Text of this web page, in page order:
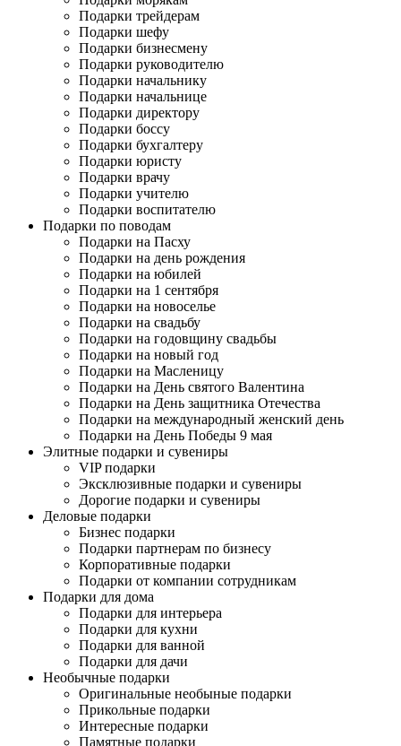
Подарки трейдерам
Подарки шефу
Подарки бизнесмену
Подарки руководителю
Подарки начальнику
Подарки начальнице
Подарки директору
Подарки боссу
Подарки бухгалтеру
Подарки юристу
Подарки врачу
Подарки учителю
Подарки воспитателю
Подарки по поводам
Подарки на Пасху
Подарки на день рождения
Подарки на юбилей
Подарки на 1 сентября
Подарки на новоселье
Подарки на свадьбу
Подарки на годовщину свадьбы
Подарки на новый год
Подарки на Масленицу
Подарки на День святого Валентина
Подарки на День защитника Отечества
Подарки на международный женский день
Подарки на День Победы 9 мая
Элитные подарки и сувениры
VIP подарки
Эксклюзивные подарки и сувениры
Дорогие подарки и сувениры
Деловые подарки
Бизнес подарки
Подарки партнерам по бизнесу
Корпоративные подарки
Подарки от компании сотрудникам
Подарки для дома
Подарки для интерьера
Подарки для кухни
Подарки для ванной
Подарки для дачи
Необычные подарки
Оригинальные необыные подарки
Прикольные подарки
Интересные подарки
Памятные подарки